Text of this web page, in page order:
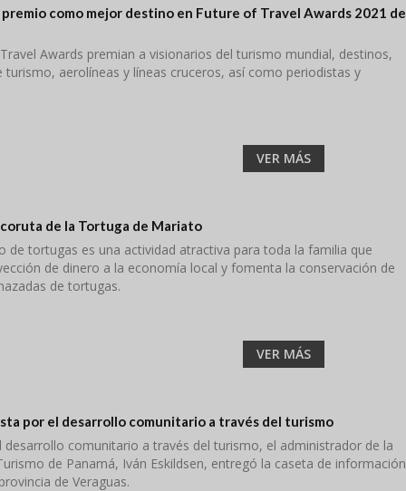
premio como mejor destino en Future of Travel Awards 2021 de
Awards premian a visionarios del turismo mundial, destinos,
turismo, aerolíneas y líneas cruceros, así como periodistas y
VER MÁS
de la Tortuga de Mariato
de tortugas es una actividad atractiva para toda la familia que
de dinero a la economía local y fomenta la conservación de
de tortugas.
VER MÁS
por el desarrollo comunitario a través del turismo
desarrollo comunitario a través del turismo, el administrador de la
de Panamá, Iván Eskildsen, entregó la caseta de información
de Veraguas.